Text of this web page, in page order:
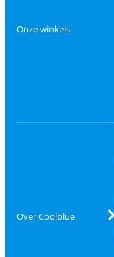
Onze winkels
Over Coolblue